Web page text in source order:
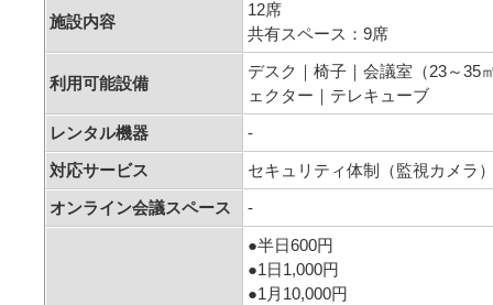
施設内容
12席
共有スペース：9席
利用可能設備
デスク｜椅子｜会議室（23～35
ェクター｜テレキューブ
レンタル機器 -
対応サービス セキュリティ体制（監視カメラ
オンライン会議スペース -
●半日600円
●1日1,000円
●1月10,000円